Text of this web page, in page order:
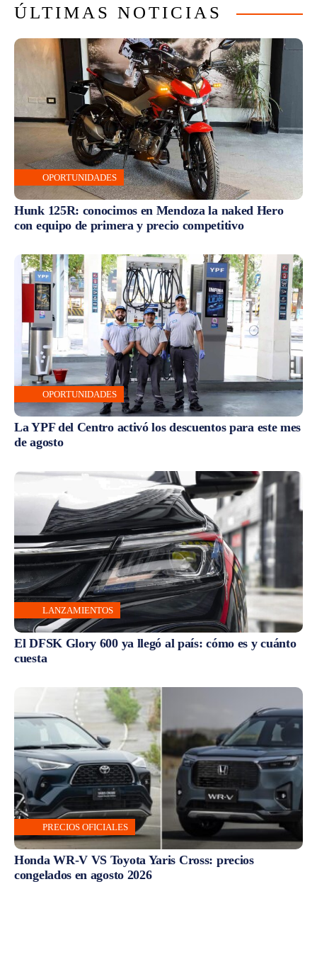
ÚLTIMAS NOTICIAS
OPORTUNIDADES
Hunk 125R: conocimos en Mendoza la naked Hero
con equipo de primera y precio competitivo
OPORTUNIDADES
La YPF del Centro activó los descuentos para este mes
de agosto
LANZAMIENTOS
El DFSK Glory 600 ya llegó al país: cómo es y cuánto
cuesta
PRECIOS OFICIALES
Honda WR-V VS Toyota Yaris Cross: precios
congelados en agosto 2026